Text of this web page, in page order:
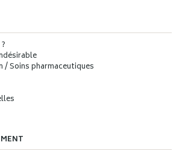
/ Soins pharmaceutiques